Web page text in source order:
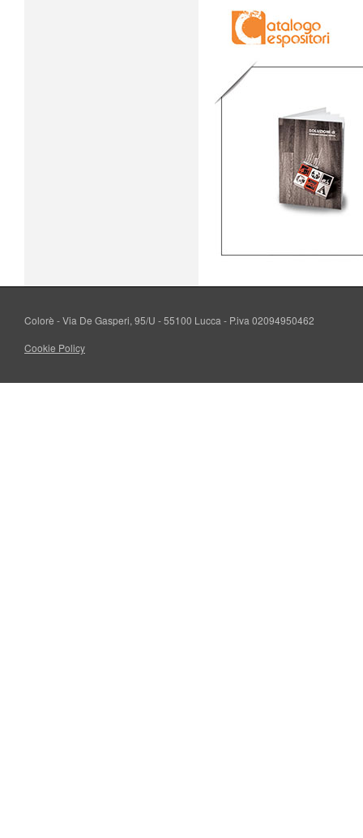
Colorè - Via De Gasperi, 95/U - 55100 Lucca - P.iva 02094950462
Cookie Policy